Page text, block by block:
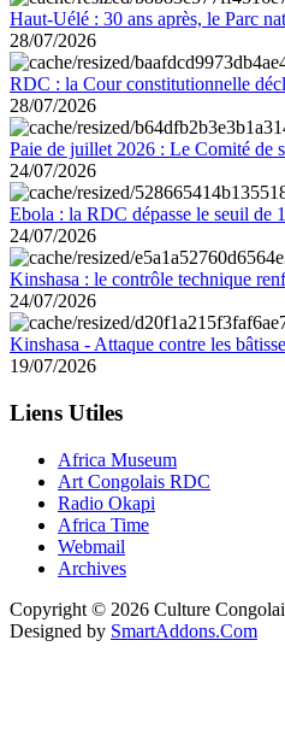
Haut-Uélé : 30 ans après, le Parc
28/07/2026
RDC : la Cour constitutionnelle
28/07/2026
Paie de juillet 2026 : Le Comité de
24/07/2026
Ebola : la RDC dépasse le seuil de
24/07/2026
Kinshasa : le contrôle technique
24/07/2026
Kinshasa - Attaque contre les
19/07/2026
Liens Utiles
Africa Museum
Art Congolais RDC
Radio Okapi
Africa Time
Webmail
Archives
Copyright © 2026 Culture
Designed by SmartAddons.Com